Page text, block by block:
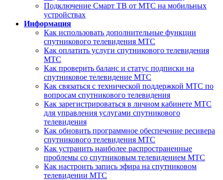
Подключение Смарт ТВ от МТС на мобильных
устройствах
Информация
Как использовать дополнительные функции
спутникового телевидения МТС
Как оплатить услуги спутникового телевидения
МТС
Как проверить баланс и статус подписки на
спутниковое телевидение МТС
Как связаться с технической поддержкой МТС по
вопросам спутникового телевидения
Как зарегистрироваться в личном кабинете МТС
для управления услугами спутникового
телевидения
Как обновить программное обеспечение ресивера
спутникового телевидения МТС
Как устранить наиболее распространенные
проблемы со спутниковым телевидением МТС
Как настроить запись эфира на спутниковом
телевидении МТС